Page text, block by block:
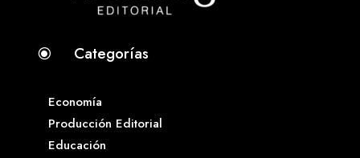
\ Categorías
Economía
Producción Editorial
Educación